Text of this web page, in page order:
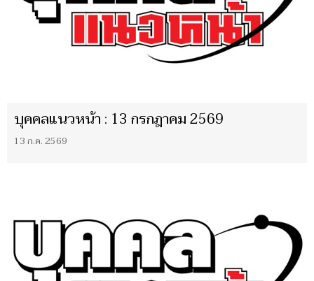
บุคคลแนวหน้า : 13 กรกฎาคม 2569
13 ก.ค. 2569